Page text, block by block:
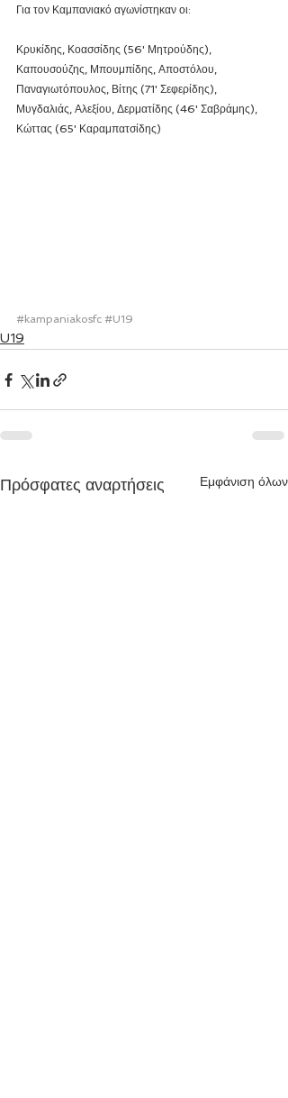
Για τον Καμπανιακό αγωνίστηκαν οι:
Κρυκίδης, Κοασσίδης (56' Μητρούδης),
Καπουσούζης, Μπουμπίδης, Αποστόλου,
Παναγιωτόπουλος, Βίτης (71' Σεφερίδης),
Μυγδαλιάς, Αλεξίου, Δερματίδης (46' Σαβράμης),
Κώττας (65' Καραμπατσίδης)
#kampaniakosfc #U19
U19
Πρόσφατες αναρτήσεις Εμφάνιση όλων